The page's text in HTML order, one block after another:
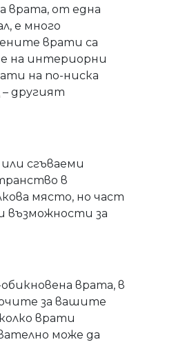
врата, от една
е много
врати са
на интериорни
на по-ниска
другият
сгъваеми
в
място, но част
възможности за
врата, в
за вашите
врати
може да